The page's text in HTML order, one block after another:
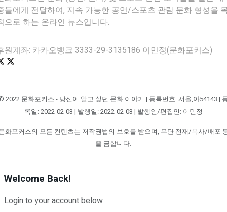
들에게 전달하여, 지속 가능한 공연/스포츠 관람 문화 형성을
으로 하는 온라인 뉴스입니다.
원계좌: 카카오뱅크 3333-29-3135186 이민정(문화포커스)
2022 문화포커스 - 당신이 알고 싶던 문화 이야기 | 등록번호: 서울,아54143 |
록일: 2022-02-03 | 발행일: 2022-02-03 | 발행인/편집인: 이민정
화포커스의 모든 컨텐츠는 저작권법의 보호를 받으며, 무단 전재/복사/배포
을 금합니다.
Welcome Back!
Login to your account below